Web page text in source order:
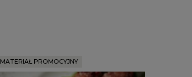
MATERIAŁ PROMOCYJNY